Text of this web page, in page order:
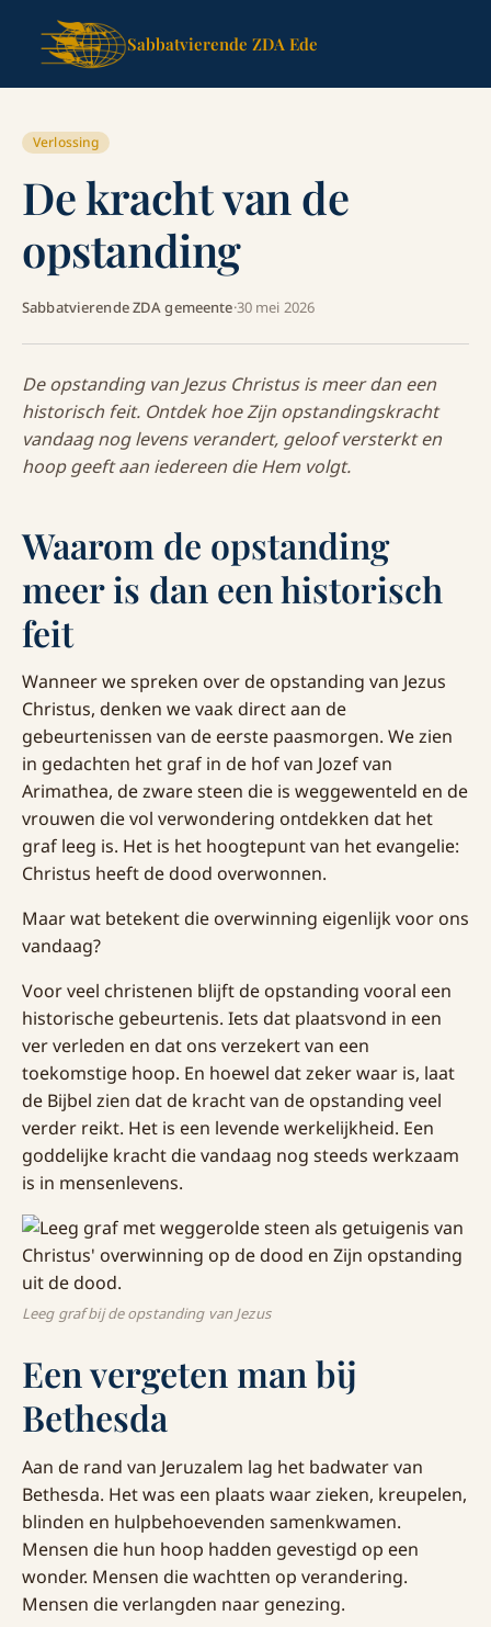
Sabbatvierende ZDA Ede
Verlossing
De kracht van de
opstanding
Sabbatvierende ZDA gemeente·30 mei 2026
De opstanding van Jezus Christus is meer dan een
historisch feit. Ontdek hoe Zijn opstandingskracht
vandaag nog levens verandert, geloof versterkt en
hoop geeft aan iedereen die Hem volgt.
Waarom de opstanding
meer is dan een historisch
feit
Wanneer we spreken over de opstanding van Jezus
Christus, denken we vaak direct aan de
gebeurtenissen van de eerste paasmorgen. We zien
in gedachten het graf in de hof van Jozef van
Arimathea, de zware steen die is weggewenteld en de
vrouwen die vol verwondering ontdekken dat het
graf leeg is. Het is het hoogtepunt van het evangelie:
Christus heeft de dood overwonnen.
Maar wat betekent die overwinning eigenlijk voor ons
vandaag?
Voor veel christenen blijft de opstanding vooral een
historische gebeurtenis. Iets dat plaatsvond in een
ver verleden en dat ons verzekert van een
toekomstige hoop. En hoewel dat zeker waar is, laat
de Bijbel zien dat de kracht van de opstanding veel
verder reikt. Het is een levende werkelijkheid. Een
goddelijke kracht die vandaag nog steeds werkzaam
is in mensenlevens.
Leeg graf bij de opstanding van Jezus
Een vergeten man bij
Bethesda
Aan de rand van Jeruzalem lag het badwater van
Bethesda. Het was een plaats waar zieken, kreupelen,
blinden en hulpbehoevenden samenkwamen.
Mensen die hun hoop hadden gevestigd op een
wonder. Mensen die wachtten op verandering.
Mensen die verlangden naar genezing.